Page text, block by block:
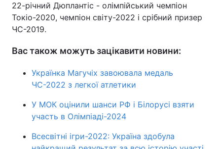
22-річний Дюплантіс - олімпійський чемпіон
Токіо-2020, чемпіон світу-2022 і срібний призер
ЧС-2019.
Вас також можуть зацікавити новини:
Українка Магучіх завоювала медаль
ЧС-2022 з легкої атлетики
У МОК оцінили шанси РФ і Білорусі взяти
участь в Олімпіаді-2024
Всесвітні ігри-2022: Україна здобула